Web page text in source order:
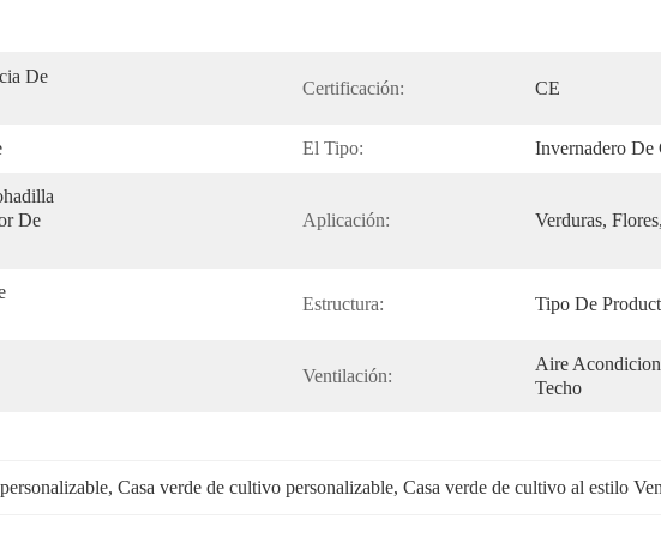
De
Certificación: CE
El Tipo: Invernadero De
De
Aplicación: Verduras,
Estructura: Tipo De
Ventilación:
Aire
Techo
, Casa verde de cultivo personalizable, Casa verde de cultivo al estilo